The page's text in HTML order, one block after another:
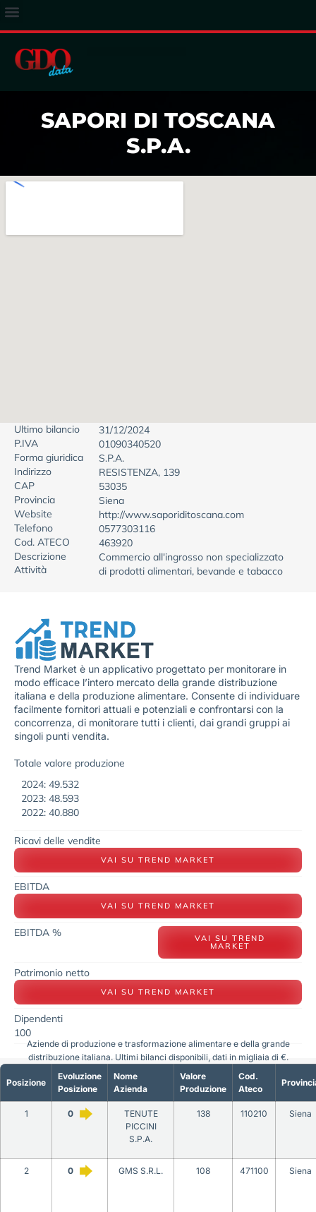
SAPORI DI TOSCANA
S.P.A.
Ultimo bilancio
31/12/2024
P.IVA
01090340520
Forma giuridica
S.P.A.
Indirizzo
RESISTENZA, 139
CAP
53035
Provincia
Siena
Website
http://www.saporiditoscana.com
Telefono
0577303116
Cod. ATECO
463920
Descrizione
Attività
Commercio all'ingrosso non specializzato
di prodotti alimentari, bevande e tabacco
Trend Market è un applicativo progettato per monitorare in
modo efficace l’intero mercato della grande distribuzione
italiana e della produzione alimentare. Consente di individuare
facilmente fornitori attuali e potenziali e confrontarsi con la
concorrenza, di monitorare tutti i clienti, dai grandi gruppi ai
singoli punti vendita.
Totale valore produzione
2024: 49.532
2023: 48.593
2022: 40.880
Ricavi delle vendite
VAI SU TREND MARKET
EBITDA
VAI SU TREND MARKET
EBITDA % VAI SU TREND
MARKET
Patrimonio netto
VAI SU TREND MARKET
Dipendenti
100
Posizione
Evoluzione
Posizione
Nome
Azienda
Valore
Produzione
Cod.
Ateco
1 0
TENUTE
PICCINI
S.P.A.
138 110210 Siena
2 0 GMS S.R.L. 108 471100 Siena
Aziende di produzione e trasformazione alimentare e della grande
distribuzione italiana. Ultimi bilanci disponibili, dati in migliaia di €.